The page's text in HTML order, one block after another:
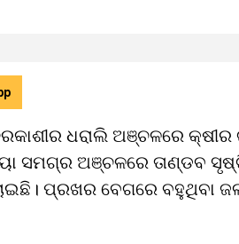
ଧରାଲି ଅଞ୍ଚଳରେ କ୍ଷୀର
ସମଗ୍ର ଅଞ୍ଚଳରେ ତାଣ୍ଡବ
ପ୍ରଖର ବେଗରେ ବହୁଥିବା